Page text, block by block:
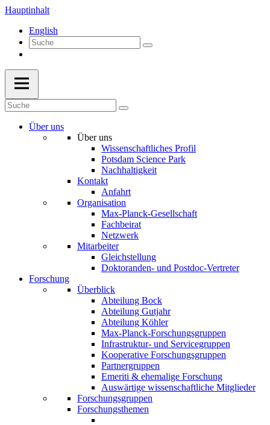
Hauptinhalt
English
Über uns
Über uns
Wissenschaftliches Profil
Potsdam Science Park
Nachhaltigkeit
Kontakt
Anfahrt
Organisation
Max-Planck-Gesellschaft
Fachbeirat
Netzwerk
Mitarbeiter
Gleichstellung
Doktoranden- und Postdoc-Vertreter
Forschung
Überblick
Abteilung Bock
Abteilung Gutjahr
Abteilung Köhler
Max-Planck-Forschungsgruppen
Infrastruktur- und Servicegruppen
Kooperative Forschungsgruppen
Partnergruppen
Emeriti & ehemalige Forschung
Auswärtige wissenschaftliche Mitglieder
Forschungsgruppen
Forschungsthemen